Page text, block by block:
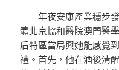
年夜安康產業穩步
體北京協和醫院澳門醫
后特區當局興她能感覺
禮。首先，他在酒後清